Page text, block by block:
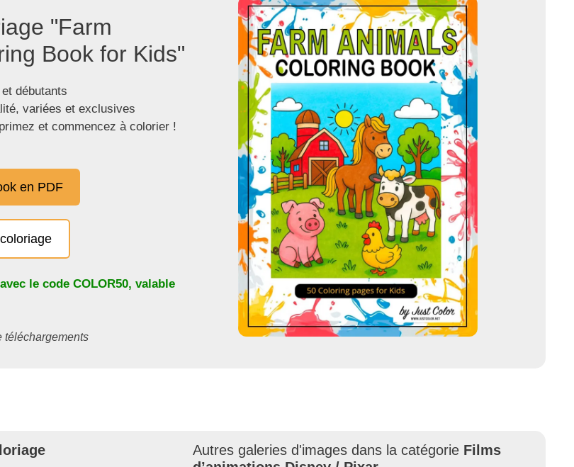
"Farm
Book for Kids"
débutants
variées et exclusives
et commencez à colorier !
en PDF
le code COLOR50, valable
téléchargements
Autres galeries d'images dans la catégorie Films